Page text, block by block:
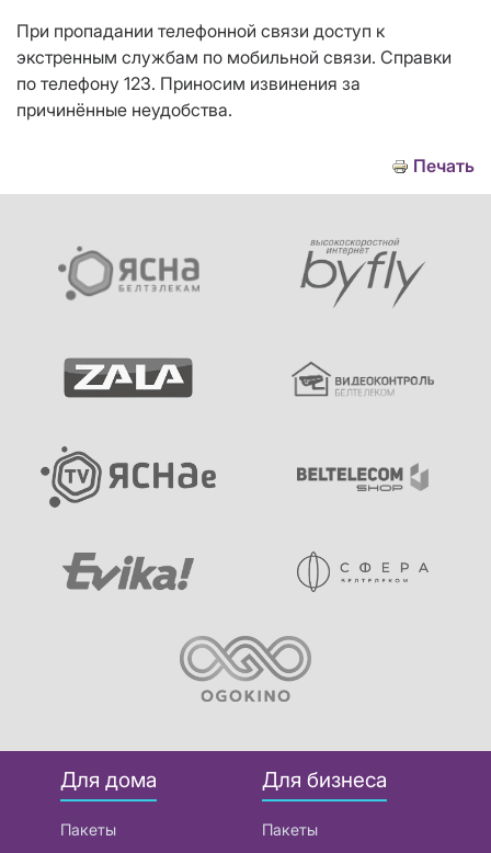
При пропадании телефонной связи доступ к
экстренным службам по мобильной связи. Справки
по телефону 123. Приносим извинения за
причинённые неудобства.
Печать
Для дома
Пакеты
Для бизнеса
Пакеты